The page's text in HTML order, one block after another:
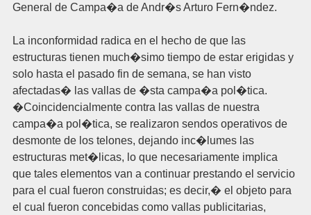
General de Campa�a de Andr�s Arturo Fern�ndez.
La inconformidad radica en el hecho de que las
estructuras tienen much�simo tiempo de estar erigidas y
solo hasta el pasado fin de semana, se han visto
afectadas� las vallas de �sta campa�a pol�tica.
�Coincidencialmente contra las vallas de nuestra
campa�a pol�tica, se realizaron sendos operativos de
desmonte de los telones, dejando inc�lumes las
estructuras met�licas, lo que necesariamente implica
que tales elementos van a continuar prestando el servicio
para el cual fueron construidas; es decir,� el objeto para
el cual fueron concebidas como vallas publicitarias,